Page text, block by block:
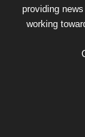
providing
working